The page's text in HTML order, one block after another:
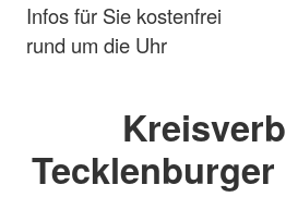
Infos für Sie kostenfrei
rund um die Uhr
Tecklenburger